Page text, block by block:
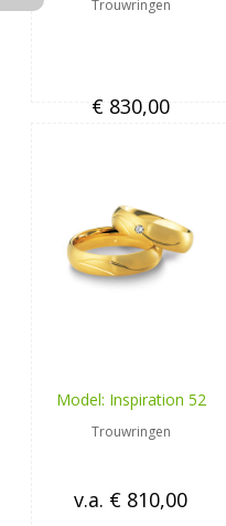
Trouwringen
€ 830,00
Model: Inspiration 52
Trouwringen
v.a. € 810,00